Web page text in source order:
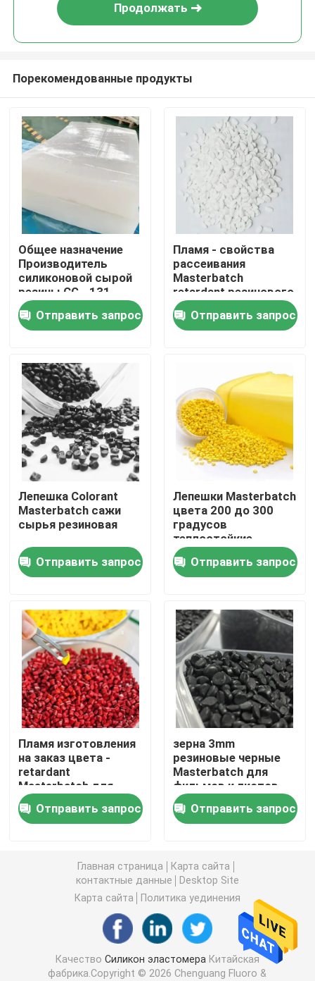
Дом
ПРОДУКТЫ
Путешествие фабрики
Проверка качества
Свяжитесь мы
Новости
Спросите цитату
Силикон эластомера
Силикон MVQ
Силикон HCR
Прозрачная силиконовая резина
Особенная резина
Цвет Masterbatch
Метиловая камедь силикона винила
Резиновая смесь AEM
Продолжать
Порекомендованные продукты
Общее назначение
Производитель
силиконовой сырой
резины CG - 131
Белый цвет
Отправить запрос
Пламя - свойства
рассеивания
Masterbatch
retardant резинового
цвета превосходные
Отправить запрос
Лепешка Colorant
Masterbatch сажи
сырья резиновая
Отправить запрос
Лепешки Masterbatch
цвета 200 до 300
градусов
теплостойкие
резиновые
Отправить запрос
Пламя изготовления
на заказ цвета -
retardant
Masterbatch для
прессформы и
штранг-прессования
Отправить запрос
зерна 3mm
резиновые черные
Masterbatch для
фильмов и листов
Отправить запрос
Главная страница
Карта сайта
контактные данные
Desktop Site
Карта сайта
Политика уединения
Качество Силикон эластомера Китайская
фабрика.Copyright © 2026 Chenguang Fluoro &